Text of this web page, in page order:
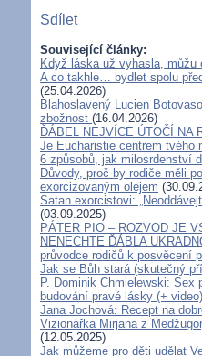
Sdílet
Související články:
Když láska už vyhasla, můžu
A co takhle… bydlet spolu
(25.04.2026)
Blahoslavený Lucien
zbožnost (16.04.2026)
ĎÁBEL NEJVÍCE ÚTOČÍ NA
Je Eucharistie centrem tvého
6 způsobů, jak milosrdenství
Důvody, proč by rodiče měli
exorcizovaným olejem
Satan exorcistovi:
(03.09.2025)
PÁTER PIO – ROZVOD JE
NENECHTE ĎÁBLA
průvodce rodičů k posvěcení
Jak se Bůh stará (skutečný
P. Dominik Chmielewski:
budování pravé lásky (+ video)
Jana Jochová: Recept na
Vizionářka Mirjana z
(12.05.2025)
Jak můžeme pro děti udělat